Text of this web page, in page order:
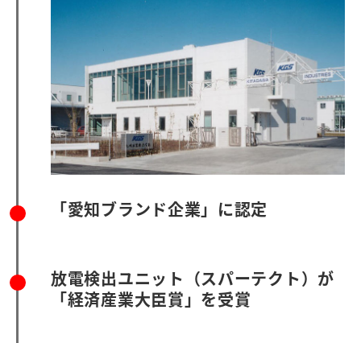
「愛知ブランド企業」に認定
放電検出ユニット（スパーテクト）が
「経済産業大臣賞」を受賞